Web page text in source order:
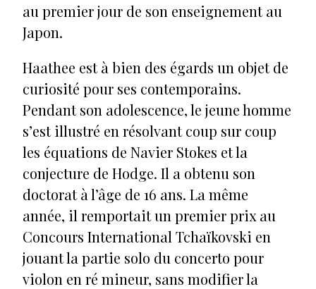
au premier jour de son enseignement au
Japon.
Haathee est à bien des égards un objet de
curiosité pour ses contemporains.
Pendant son adolescence, le jeune homme
s’est illustré en résolvant coup sur coup
les équations de Navier Stokes et la
conjecture de Hodge. Il a obtenu son
doctorat à l’âge de 16 ans. La même
année, il remportait un premier prix au
Concours International Tchaïkovski en
jouant la partie solo du concerto pour
violon en ré mineur, sans modifier la